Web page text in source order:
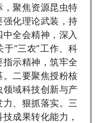
聚焦资源昆虫特
化理论武装，持
全会精神，深入
“三农”工作、科
示精神，筑牢全
。二要聚焦授粉核
域科技创新与产
、狠抓落实。三
成果转化能力，